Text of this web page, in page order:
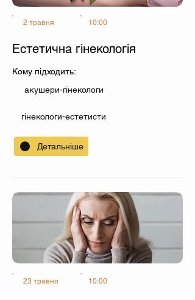
2 травня 10:00
Естетична гінекологія
Кому підходить:
акушери-гінекологи
гінекологи-естетисти
Детальніше
23 травня 10:00